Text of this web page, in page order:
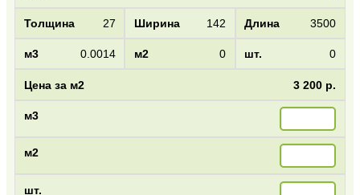
27 142 3500
0.0014 0 0
3 200 р.